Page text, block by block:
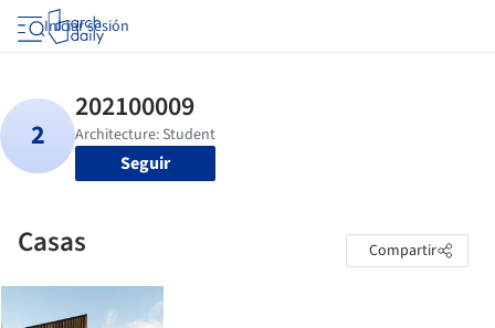
Iniciar sesión
Seguir
Casas Compartir